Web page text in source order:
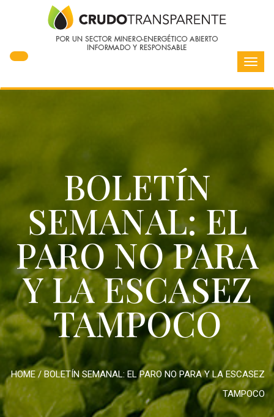
BOLETÍN
SEMANAL: EL
PARO NO PARA
Y LA ESCASEZ
TAMPOCO
HOME/ BOLETÍN SEMANAL: EL PARO NO PARA Y LA ESCASEZ
TAMPOCO